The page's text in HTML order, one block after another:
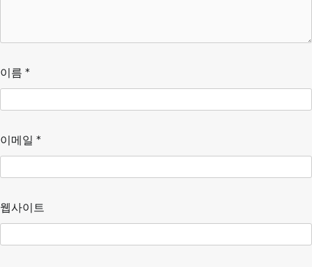
이름 *
이메일 *
웹사이트